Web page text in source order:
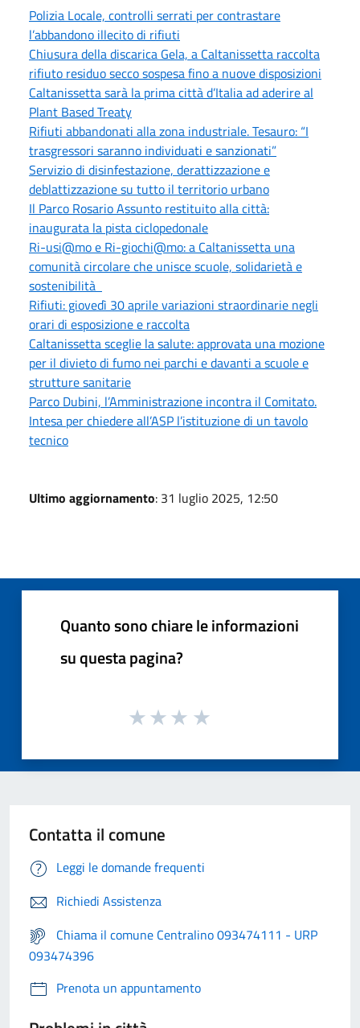
Polizia Locale, controlli serrati per contrastare
l’abbandono illecito di rifiuti
Chiusura della discarica Gela, a Caltanissetta raccolta
rifiuto residuo secco sospesa fino a nuove disposizioni
Caltanissetta sarà la prima città d’Italia ad aderire al
Plant Based Treaty
Rifiuti abbandonati alla zona industriale. Tesauro: “I
trasgressori saranno individuati e sanzionati”
Servizio di disinfestazione, derattizzazione e
deblattizzazione su tutto il territorio urbano
Il Parco Rosario Assunto restituito alla città:
inaugurata la pista ciclopedonale
Ri-usi@mo e Ri-giochi@mo: a Caltanissetta una
comunità circolare che unisce scuole, solidarietà e
sostenibilità
Rifiuti: giovedì 30 aprile variazioni straordinarie negli
orari di esposizione e raccolta
Caltanissetta sceglie la salute: approvata una mozione
per il divieto di fumo nei parchi e davanti a scuole e
strutture sanitarie
Parco Dubini, l’Amministrazione incontra il Comitato.
Intesa per chiedere all’ASP l’istituzione di un tavolo
tecnico
Ultimo aggiornamento: 31 luglio 2025, 12:50
Quanto sono chiare le informazioni
su questa pagina?
Contatta il comune
Leggi le domande frequenti
Richiedi Assistenza
Chiama il comune Centralino 093474111 - URP
093474396
Prenota un appuntamento